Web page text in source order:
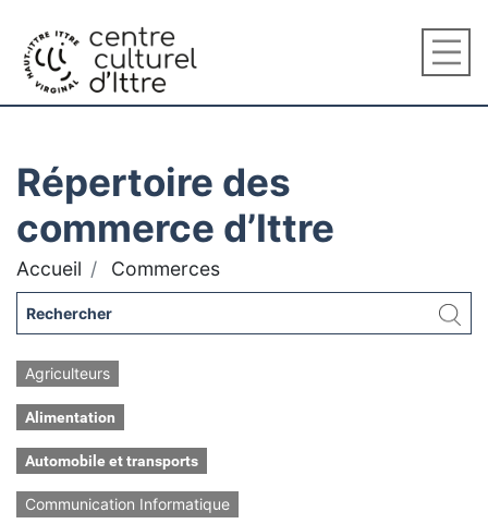
Répertoire des
commerce d’Ittre
Accueil Commerces
Agriculteurs
Alimentation
Automobile et transports
Communication Informatique